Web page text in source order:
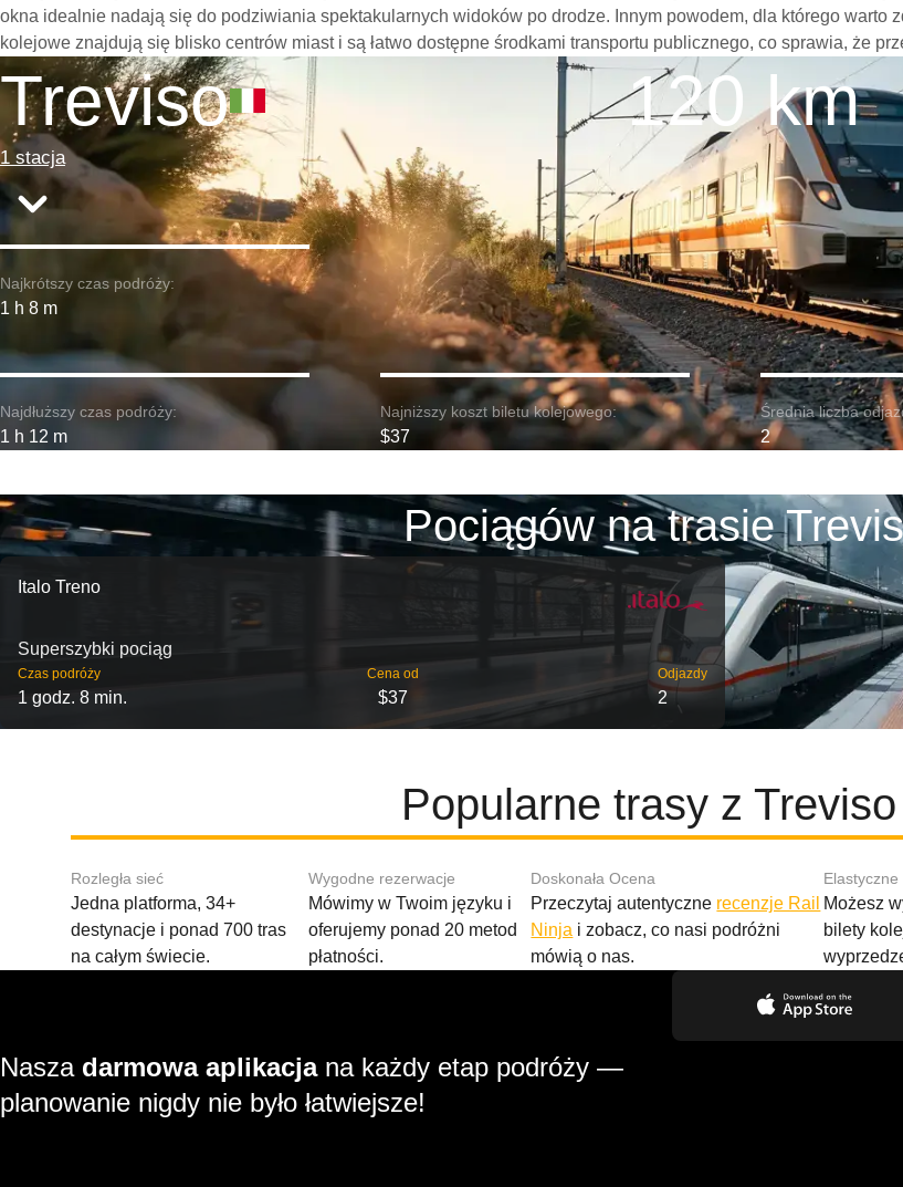
okna idealnie nadają się do podziwiania spektakularnych widoków po drodze. Innym powodem, dla którego warto
kolejowe znajdują się blisko centrów miast i są łatwo dostępne środkami transportu publicznego, co sprawia, że
Treviso
1 stacja
120 km
Najkrótszy czas podróży:
1 h 8 m
Najdłuższy czas podróży:
1 h 12 m
Najniższy koszt biletu kolejowego:
$37
Średnia liczba
2
Pociągów na trasie
Italo Treno
Superszybki pociąg
Czas podróży
1 godz. 8 min.
Cena od
$37
Odjazdy
2
Popularne trasy z
Rozległa sieć
Jedna platforma, 34+
destynacje i ponad 700 tras
na całym świecie.
Wygodne rezerwacje
Mówimy w Twoim języku i
oferujemy ponad 20 metod
płatności.
Doskonała Ocena
Przeczytaj autentyczne recenzje Rail
Ninja i zobacz, co nasi podróżni
mówią o nas.
Możesz
bilety
Nasza darmowa aplikacjana każdy etap podróży —
planowanie nigdy nie było łatwiejsze!